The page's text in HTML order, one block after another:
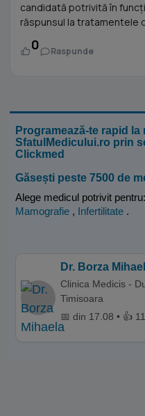
candidată potrivită în
răspunsul la tratamentele
0 Raspunde
Programează-te rapid
SfatulMedicului.ro prin
Clickmed
Găsești peste 7500 de
Alege medicul potrivit pentru:
Mamografie , Infertilitate .
Dr. Borza
Clinica Medicis -
Timisoara
📅 din 17.08 • 👍 11